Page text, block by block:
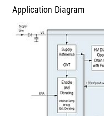
Application Diagram